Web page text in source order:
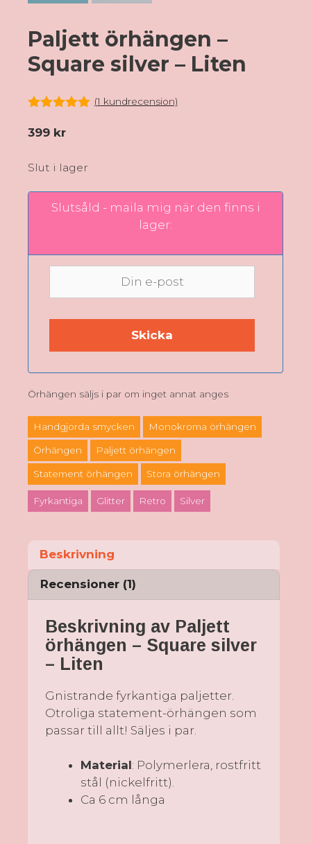
Paljett örhängen –
Square silver – Liten
(1 kundrecension)
399 kr
Slut i lager
Slutsåld - maila mig när den finns i
lager:
Örhängen säljs i par om inget annat anges
Handgjorda smycken Monokroma örhängen
Örhängen Paljett örhängen
Statement örhängen Stora örhängen
Fyrkantiga Glitter Retro Silver
Beskrivning
Recensioner (1)
Beskrivning av Paljett
örhängen – Square silver
– Liten
Gnistrande fyrkantiga paljetter.
Otroliga statement-örhängen som
passar till allt! Säljes i par.
Material: Polymerlera, rostfritt
stål (nickelfritt).
Ca 6 cm långa